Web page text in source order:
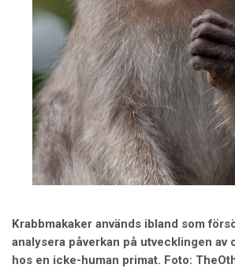
Krabbmakaker används ibland som
analysera påverkan på utvecklingen av
hos en icke-human primat. Foto: